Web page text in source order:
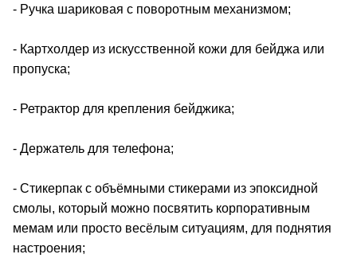
- Ручка шариковая с поворотным механизмом;
- Картхолдер из искусственной кожи для бейджа или
пропуска;
- Ретрактор для крепления бейджика;
- Держатель для телефона;
- Стикерпак с объёмными стикерами из эпоксидной
смолы, который можно посвятить корпоративным
мемам или просто весёлым ситуациям, для поднятия
настроения;